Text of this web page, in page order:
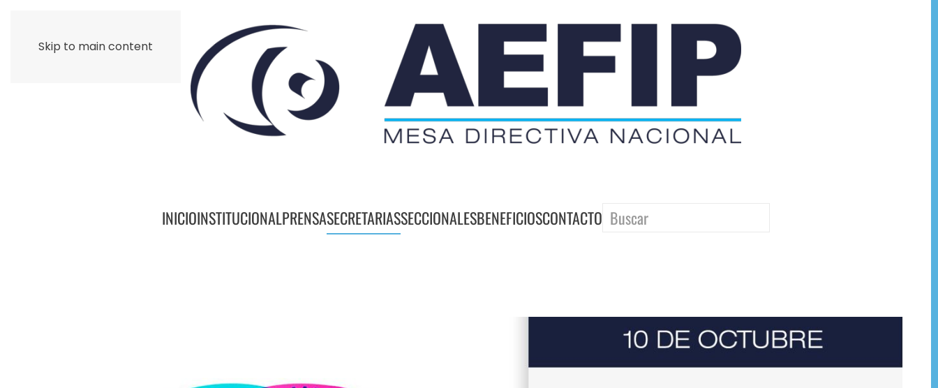
Skip to main content
INICIOINSTITUCIONALPRENSASECRETARIASSECCIONALESBENEFICIOSCONTACTO